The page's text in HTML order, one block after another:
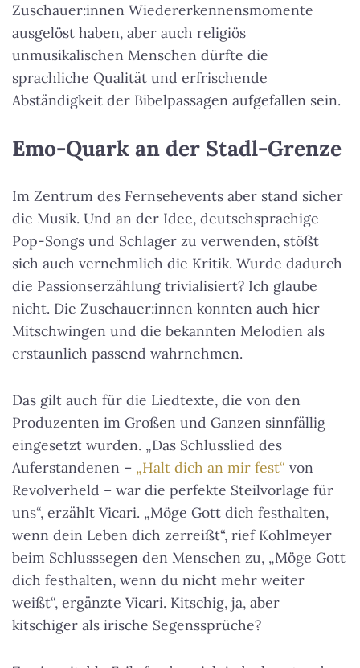
Zuschauer:innen Wiedererkennensmomente
ausgelöst haben, aber auch religiös
unmusikalischen Menschen dürfte die
sprachliche Qualität und erfrischende
Abständigkeit der Bibelpassagen aufgefallen sein.
Emo-Quark an der Stadl-Grenze
Im Zentrum des Fernsehevents aber stand sicher
die Musik. Und an der Idee, deutschsprachige
Pop-Songs und Schlager zu verwenden, stößt
sich auch vernehmlich die Kritik. Wurde dadurch
die Passionserzählung trivialisiert? Ich glaube
nicht. Die Zuschauer:innen konnten auch hier
Mitschwingen und die bekannten Melodien als
erstaunlich passend wahrnehmen.
Das gilt auch für die Liedtexte, die von den
Produzenten im Großen und Ganzen sinnfällig
eingesetzt wurden. „Das Schlusslied des
Auferstandenen – „Halt dich an mir fest“ von
Revolverheld – war die perfekte Steilvorlage für
uns“, erzählt Vicari. „Möge Gott dich festhalten,
wenn dein Leben dich zerreißt“, rief Kohlmeyer
beim Schlusssegen den Menschen zu, „Möge Gott
dich festhalten, wenn du nicht mehr weiter
weißt“, ergänzte Vicari. Kitschig, ja, aber
kitschiger als irische Segenssprüche?